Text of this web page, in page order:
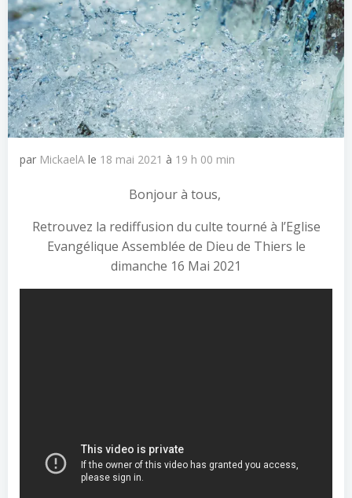
par MickaelA le 18 mai 2021 à 19 h 00 min
Bonjour à tous,
Retrouvez la rediffusion du culte tourné à l’Eglise
Evangélique Assemblée de Dieu de Thiers le
dimanche 16 Mai 2021